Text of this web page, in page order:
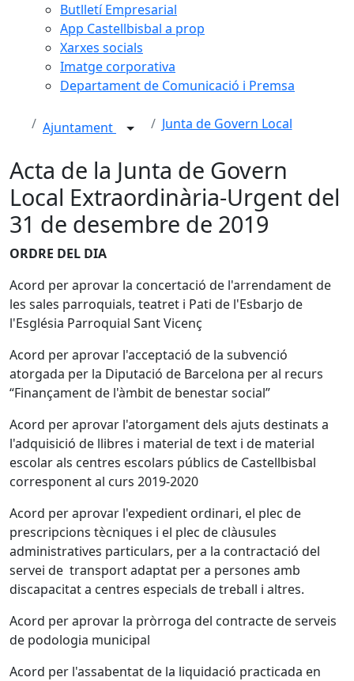
Butlletí Empresarial
App Castellbisbal a prop
Xarxes socials
Imatge corporativa
Departament de Comunicació i Premsa
Ajuntament Junta de Govern Local
Acta de la Junta de Govern
Local Extraordinària-Urgent del
31 de desembre de 2019
ORDRE DEL DIA
Acord per aprovar la concertació de l'arrendament de
les sales parroquials, teatret i Pati de l'Esbarjo de
l'Església Parroquial Sant Vicenç
Acord per aprovar l'acceptació de la subvenció
atorgada per la Diputació de Barcelona per al recurs
“Finançament de l'àmbit de benestar social”
Acord per aprovar l'atorgament dels ajuts destinats a
l'adquisició de llibres i material de text i de material
escolar als centres escolars públics de Castellbisbal
corresponent al curs 2019-2020
Acord per aprovar l'expedient ordinari, el plec de
prescripcions tècniques i el plec de clàusules
administratives particulars, per a la contractació del
servei de transport adaptat per a persones amb
discapacitat a centres especials de treball i altres.
Acord per aprovar la pròrroga del contracte de serveis
de podologia municipal
Acord per l'assabentat de la liquidació practicada en